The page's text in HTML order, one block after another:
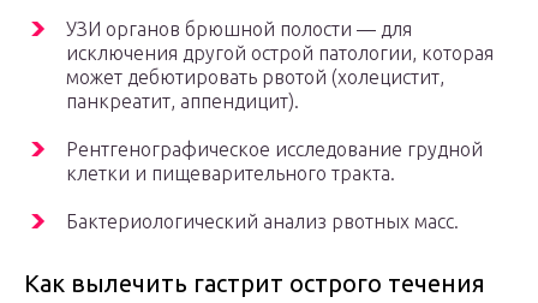
УЗИ органов брюшной полости — для
исключения другой острой патологии, которая
может дебютировать рвотой (холецистит,
панкреатит, аппендицит).
Рентгенографическое исследование грудной
клетки и пищеварительного тракта.
Бактериологический анализ рвотных масс.
Как вылечить гастрит острого течения